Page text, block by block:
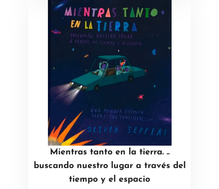
Mientras tanto en la tierra. ..
buscando nuestro lugar a través del
tiempo y el espacio